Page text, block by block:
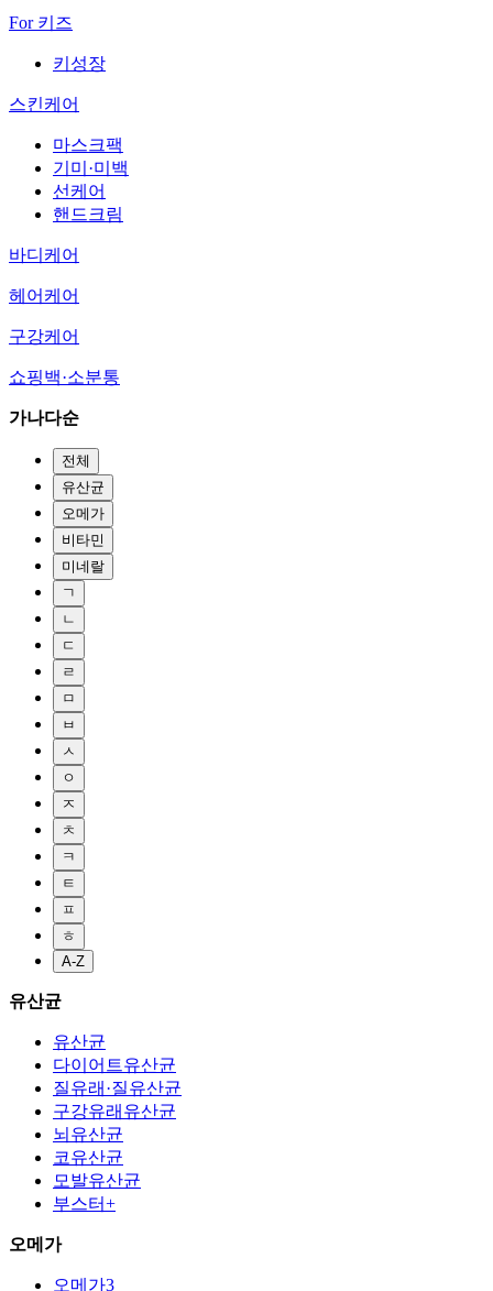
For 키즈
키성장
스킨케어
마스크팩
기미·미백
선케어
핸드크림
바디케어
헤어케어
구강케어
쇼핑백·소분통
가나다순
전체
유산균
오메가
비타민
미네랄
ㄱ
ㄴ
ㄷ
ㄹ
ㅁ
ㅂ
ㅅ
ㅇ
ㅈ
ㅊ
ㅋ
ㅌ
ㅍ
ㅎ
A-Z
유산균
유산균
다이어트유산균
질유래·질유산균
구강유래유산균
뇌유산균
코유산균
모발유산균
부스터+
오메가
오메가3